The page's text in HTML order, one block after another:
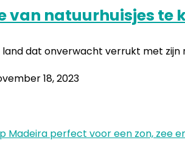
van natuurhuisjes te
land dat onverwacht verrukt met zijn
18, 2023